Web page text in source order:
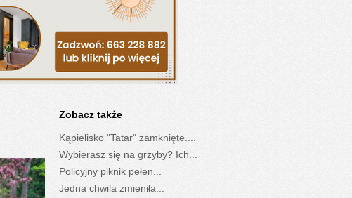
Zobacz także
Kąpielisko "Tatar" zamknięte....
Wybierasz się na grzyby? Ich...
Policyjny piknik pełen...
Jedna chwila zmieniła...